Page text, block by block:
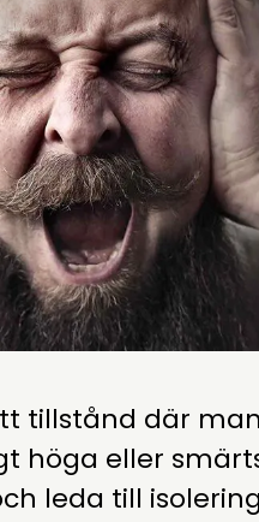
tillstånd där
höga eller
leda till